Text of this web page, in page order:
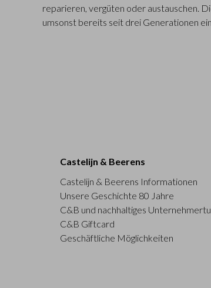
reparieren, vergüten oder austauschen.
umsonst bereits seit drei Generationen
Castelijn & Beerens
Castelijn & Beerens Informationen
Unsere Geschichte 80 Jahre
C&B und nachhaltiges
C&B Giftcard
Geschäftliche Möglichkeiten